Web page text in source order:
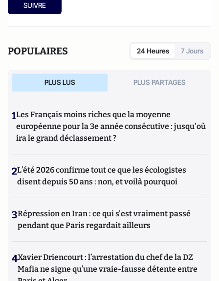
SUIVRE
POPULAIRES 24 Heures 7 Jours
PLUS LUS PLUS PARTAGES
1Les Français moins riches que la moyenne
européenne pour la 3e année consécutive : jusqu'où
ira le grand déclassement ?
2L’été 2026 confirme tout ce que les écologistes
disent depuis 50 ans : non, et voilà pourquoi
3Répression en Iran : ce qui s'est vraiment passé
pendant que Paris regardait ailleurs
4Xavier Driencourt : l’arrestation du chef de la DZ
Mafia ne signe qu’une vraie-fausse détente entre